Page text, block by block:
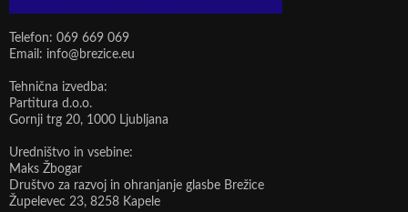
Telefon: 069 669 069
Email: info@brezice.eu
Tehnična izvedba:
Partitura d.o.o.
Gornji trg 20, 1000 Ljubljana
Uredništvo in vsebine:
Maks Žbogar
Društvo za razvoj in ohranjanje glasbe Brežice
Župelevec 23, 8258 Kapele